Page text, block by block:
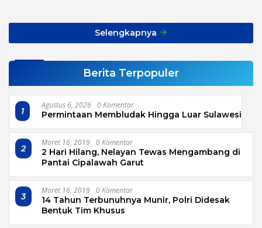
Selengkapnya
Berita Terpopuler
1
Agustus 6, 2026 0 Komentar
Permintaan Membludak Hingga Luar Sulawesi
2
Maret 16, 2019 0 Komentar
2 Hari Hilang, Nelayan Tewas Mengambang di
Pantai Cipalawah Garut
3
Maret 16, 2019 0 Komentar
14 Tahun Terbunuhnya Munir, Polri Didesak
Bentuk Tim Khusus